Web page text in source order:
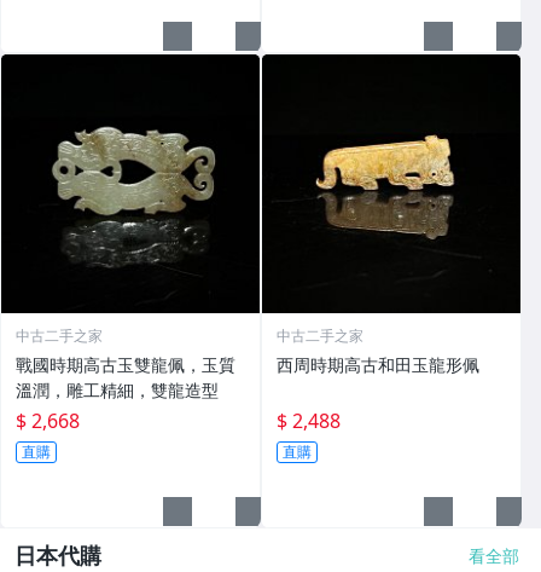
中古二手之家
戰國時期高古玉雙龍佩，玉質
溫潤，雕工精細，雙龍造型
$ 2,668
直購
中古二手之家
西周時期高古和田玉龍形佩
$ 2,488
直購
日本代購 看全部